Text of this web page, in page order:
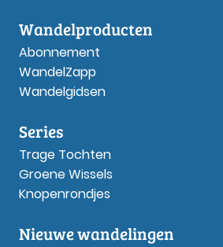
Wandelproducten
Abonnement
WandelZapp
Wandelgidsen
Series
Trage Tochten
Groene Wissels
Knopenrondjes
Nieuwe wandelingen